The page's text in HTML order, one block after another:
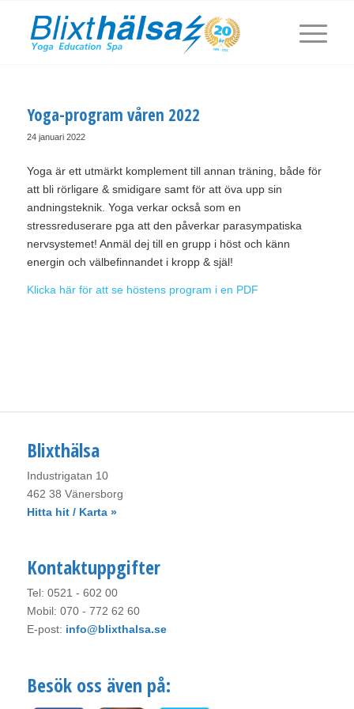
Yoga-program våren 2022
24 januari 2022
Yoga är ett utmärkt komplement till annan träning, både för
att bli rörligare & smidigare samt för att öva upp sin
andningsteknik. Yoga verkar också som en
stressreduserare pga att den påverkar parasympatiska
nervsystemet! Anmäl dej till en grupp i höst och känn
energin och välbefinnandet i kropp & själ!
Klicka här för att se höstens program i en PDF
Blixthälsa
Industrigatan 10
462 38 Vänersborg
Hitta hit / Karta »
Kontaktuppgifter
Tel: 0521 - 602 00
Mobil: 070 - 772 62 60
E-post: info@blixthalsa.se
Besök oss även på: